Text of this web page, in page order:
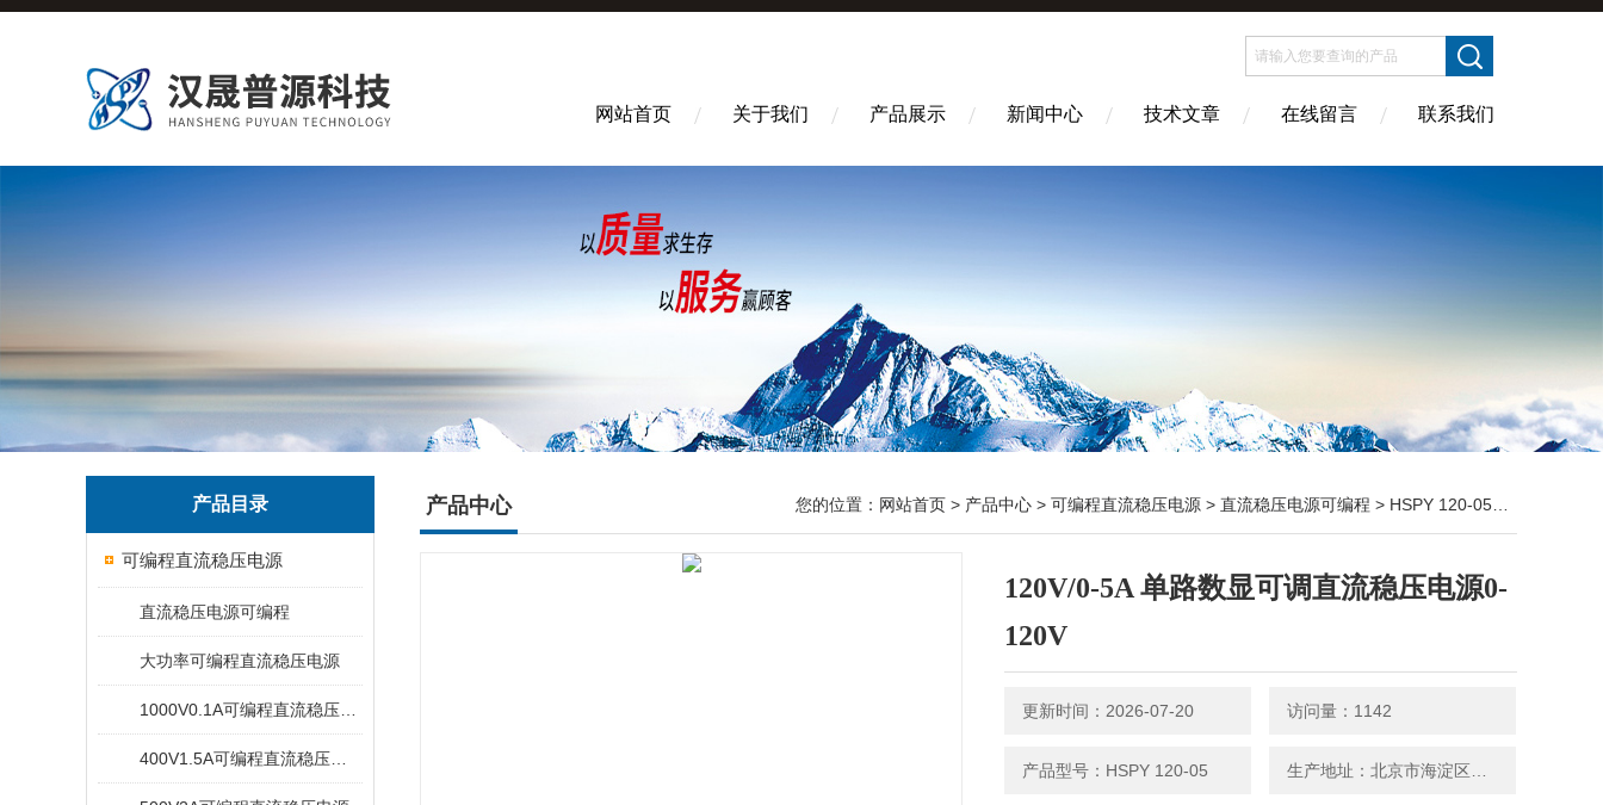
网站首页 关于我们 产品展示 新闻中心 技术文章 在线留言 联系我们
产品目录
可编程直流稳压电源
直流稳压电源可编程
大功率可编程直流稳压电源
产品中心 您的位置： 网站首页 > 产品中心 > 可编程直流稳压电源 > 直流稳压电源可编程 > HSPY 120-05120V/0-5A 单路数显可调直流稳压电源0-120V
120V/0-5A 单路数显可调直流稳压电源0-
120V
更新时间：2026-07-20 访问量：1142
产品型号：HSPY 120-05